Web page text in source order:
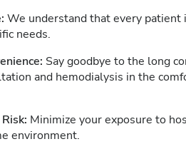
We understand that every
needs.
Say goodbye to the long
and hemodialysis in the
Minimize your exposure to
environment.